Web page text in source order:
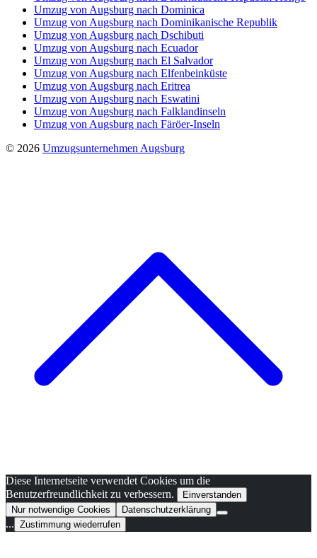
Umzug von Augsburg nach Dominica
Umzug von Augsburg nach Dominikanische Republik
Umzug von Augsburg nach Dschibuti
Umzug von Augsburg nach Ecuador
Umzug von Augsburg nach El Salvador
Umzug von Augsburg nach Elfenbeinküste
Umzug von Augsburg nach Eritrea
Umzug von Augsburg nach Eswatini
Umzug von Augsburg nach Falklandinseln
Umzug von Augsburg nach Färöer-Inseln
© 2026 Umzugsunternehmen Augsburg
Diese Internetseite verwendet Cookies um die
Benutzerfreundlichkeit zu verbessern.
Einverstanden
Nur notwendige Cookies
Datenschutzerklärung
... Zustimmung wiederrufen